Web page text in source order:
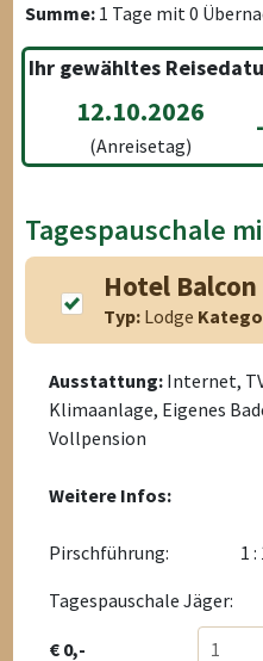
Summe: 1 Tage mit0
Ihr gewähltes
12.10.2026
(Anreisetag)
-
Tagespauschale
Hotel
Typ: Lodge
Ausstattung: Internet,
Klimaanlage, Eigenes
Vollpension
Weitere Infos:
Pirschführung:
1 :
Tagespauschale Jäger:
€ 0,- 1